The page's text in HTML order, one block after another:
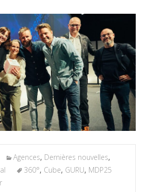
Agences, Dernières nouvelles,
360°, Cube, GURU, MDP25